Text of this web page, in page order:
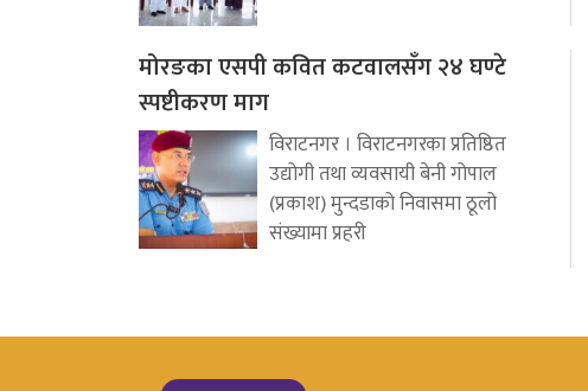
मोरङका एसपी कवित कटवालसँग २४ घण्टे
स्पष्टीकरण माग
विराटनगर । विराटनगरका प्रतिष्ठित
उद्योगी तथा व्यवसायी बेनी गोपाल
(प्रकाश) मुन्दडाको निवासमा ठूलो
संख्यामा प्रहरी